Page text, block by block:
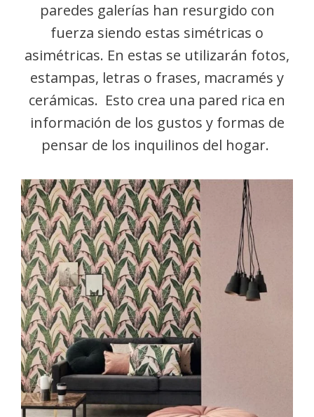
paredes galerías han resurgido con
fuerza siendo estas simétricas o
asimétricas. En estas se utilizarán fotos,
estampas, letras o frases, macramés y
cerámicas. Esto crea una pared rica en
información de los gustos y formas de
pensar de los inquilinos del hogar.